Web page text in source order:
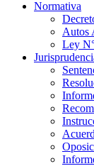
Normativa
Autos
Ley